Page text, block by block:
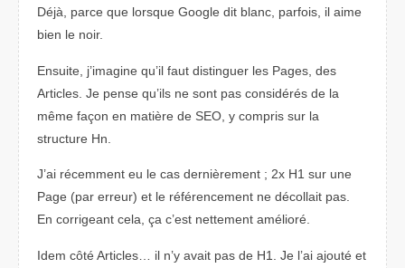
Déjà, parce que lorsque Google dit blanc, parfois, il aime
bien le noir.
Ensuite, j’imagine qu’il faut distinguer les Pages, des
Articles. Je pense qu’ils ne sont pas considérés de la
même façon en matière de SEO, y compris sur la
structure Hn.
J’ai récemment eu le cas dernièrement ; 2x H1 sur une
Page (par erreur) et le référencement ne décollait pas.
En corrigeant cela, ça c’est nettement amélioré.
Idem côté Articles… il n’y avait pas de H1. Je l’ai ajouté et